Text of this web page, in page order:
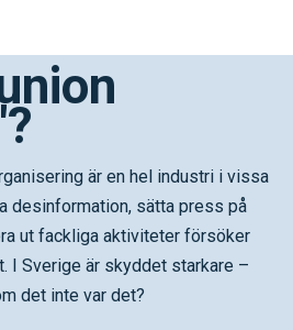
är en hel industri i vissa
desinformation, sätta press på
ut fackliga aktiviteter försöker
I Sverige är skyddet starkare –
det inte var det?